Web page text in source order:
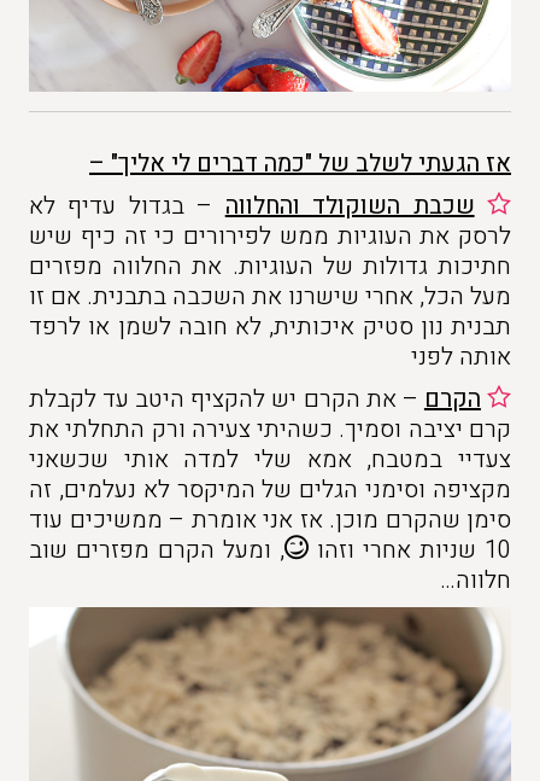
אז הגעתי לשלב של "כמה דברים לי אליך" –
שכבת השוקולד והחלווה– בגדול עדיף לא
לרסק את העוגיות ממש לפירורים כי זה כיף שיש
חתיכות גדולות של העוגיות. את החלווה מפזרים
מעל הכל, אחרי שישרנו את השכבה בתבנית. אם זו
תבנית נון סטיק איכותית, לא חובה לשמן או לרפד
אותה לפני
הקרם– את הקרם יש להקציף היטב עד לקבלת
קרם יציבה וסמיך. כשהיתי צעירה ורק התחלתי את
צעדיי במטבח, אמא שלי למדה אותי שכשאני
מקציפה וסימני הגלים של המיקסר לא נעלמים, זה
סימן שהקרם מוכן. אז אני אומרת – ממשיכים עוד
10 שניות אחרי וזהו
, ומעל הקרם מפזרים שוב
חלווה…